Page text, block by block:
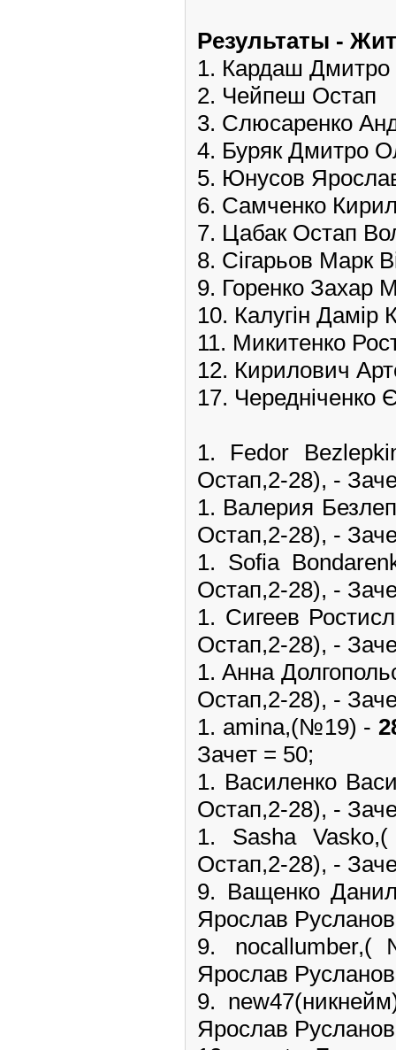
Pезультаты -
1. Кардаш Дмитро
2. Чейпеш Остап
3. Слюсаренко
4. Буряк Дмитро
5. Юнусов
6. Самченко
7. Цабак Остап
8. Сігарьов Марк
9. Горенко Захар
10. Калугін Дамір
11. Микитенко
12. Кирилович
17. Чередніченко
1. Fedor
Остап,2-28), -
1. Валерия
Остап,2-28), -
1. Sofia
Остап,2-28), -
1. Сигеев
Остап,2-28), -
1. Анна
Остап,2-28), -
1. amina,(№19) -
Зачет = 50;
1. Василенко
Остап,2-28), -
1. Sasha
Остап,2-28), -
9. Ващенко
Ярослав
9.
Ярослав
9.
Ярослав